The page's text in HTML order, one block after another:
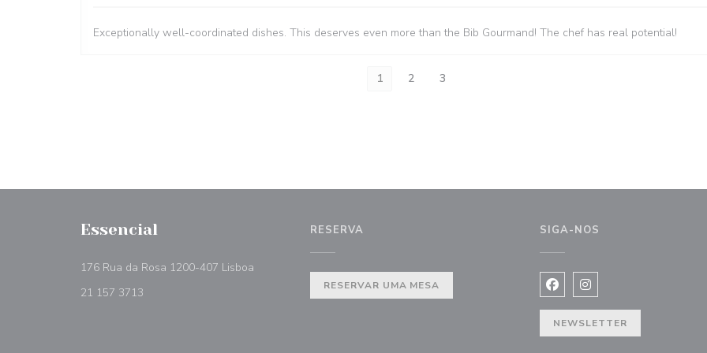
Exceptionally well-coordinated dishes. This deserves even more than the Bib Gourmand! The chef has real potential!
1 2 3
Essencial
176 Rua da Rosa 1200-407 Lisboa
21 157 3713
RESERVA
RESERVAR UMA MESA
SIGA-NOS
Facebook ((abre numa nova
Instagram ((abre numa
NEWSLETTER